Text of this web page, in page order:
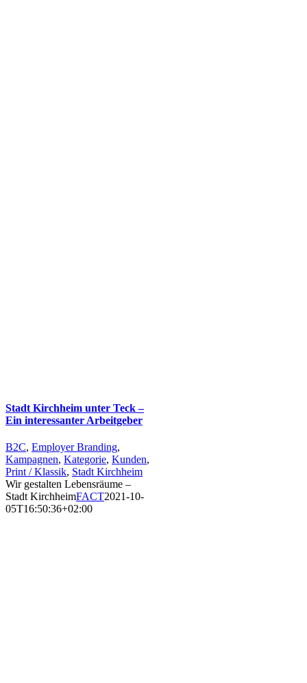
Stadt Kirchheim unter Teck –
Ein interessanter Arbeitgeber
B2C, Employer Branding,
Kampagnen, Kategorie, Kunden,
Print / Klassik, Stadt Kirchheim
Wir gestalten Lebensräume –
Stadt KirchheimFACT2021-10-
05T16:50:36+02:00